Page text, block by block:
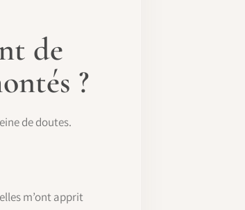
de
?
de doutes.
m’ont apprit